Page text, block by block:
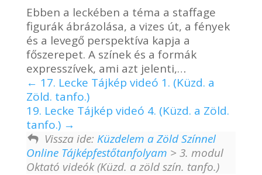
Ebben a leckében a téma a staffage
figurák ábrázolása, a vizes út, a fények
és a levegő perspektíva kapja a
főszerepet. A színek és a formák
expresszívek, ami azt jelenti,…
17. Lecke Tájkép videó 1. (Küzd. a
Zöld. tanfo.)
19. Lecke Tájkép videó 4. (Küzd. a Zöld.
tanfo.)
Vissza ide: Küzdelem a Zöld Színnel
Online Tájképfestőtanfolyam > 3. modul
Oktató videók (Küzd. a zöld szín. tanfo.)